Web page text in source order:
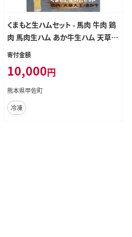
くまもと生ハムセット - 馬肉 牛肉 鶏
肉 馬肉生ハム あか牛生ハム 天草大
王生ハム 詰め合わせセット おやつ
町
寄付金額
10,000円
熊本県甲佐町
冷凍